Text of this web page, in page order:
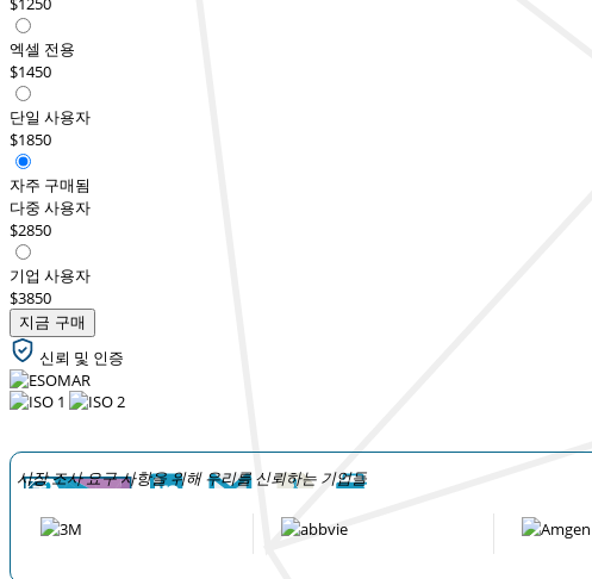
엑셀 전용
$1450
단일 사용자
$1850
자주 구매됨
다중 사용자
$2850
기업 사용자
$3850
지금 구매
신뢰 및 인증
시장 조사 요구 사항을 위해 우리를 신뢰하는 기업들